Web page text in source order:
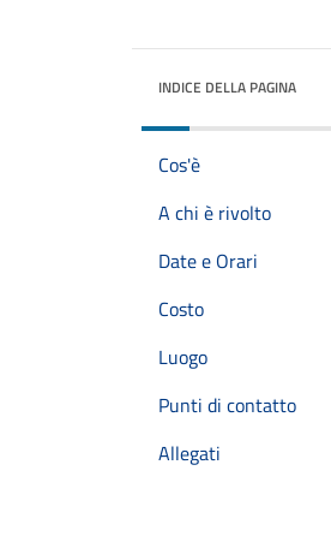
INDICE DELLA PAGINA
Cos'è
A chi è rivolto
Date e Orari
Costo
Luogo
Punti di contatto
Allegati